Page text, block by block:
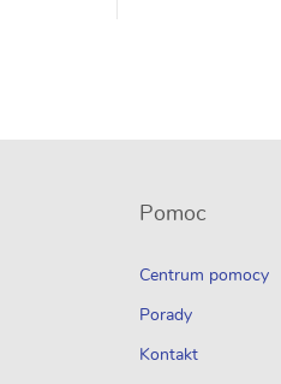
Pomoc
Centrum pomocy
Porady
Kontakt